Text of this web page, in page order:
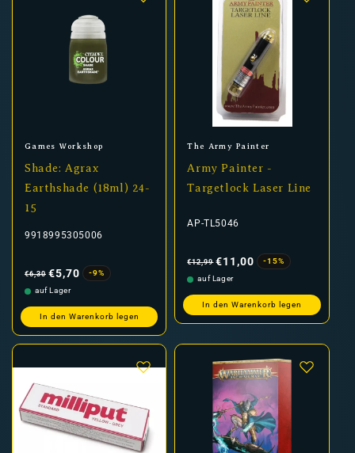
Anbieter:
Games Workshop
Shade: Agrax
Earthshade (18ml) 24-
15
9918995305006
Preis
€6,30 €5,70
-9%
auf Lager
In den Warenkorb legen
Anbieter:
The Army Painter
Army Painter -
Targetlock Laser Line
AP-TL5046
Preis
€12,99 €11,00
-15%
auf Lager
In den Warenkorb legen